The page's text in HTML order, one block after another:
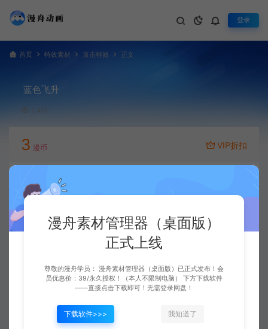
登录
首页 特效素材 攻击特效 正文
蓝色飞升
2,425
3 漫币 VIP折扣
立即下载
漫舟素材管理器（桌面版）
正式上线
尊敬的漫舟学员： 漫舟素材管理器（桌面版）已正式发布！会
员优惠价：39/永久授权！（本人不限制电脑） 下方下载软件
——直接点击下载即可！无需登录网盘！
下载软件>>> 我知道了